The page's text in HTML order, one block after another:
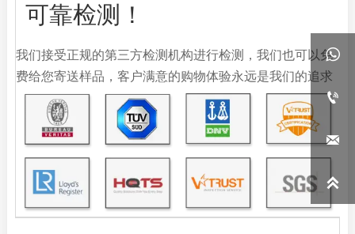
可靠检测！
我们接受正规的第三方检测机构进行检测，我们也可以免
费给您寄送样品，客户满意的购物体验永远是我们的追求



